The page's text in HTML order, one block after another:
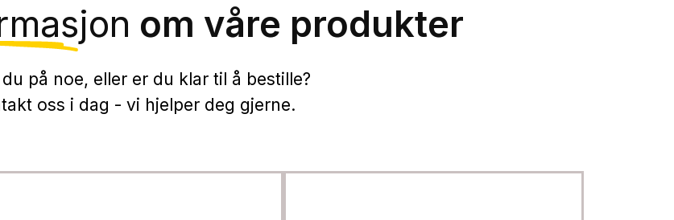
om våre produkter
på noe, eller er du klar til å bestille?
oss i dag - vi hjelper deg gjerne.